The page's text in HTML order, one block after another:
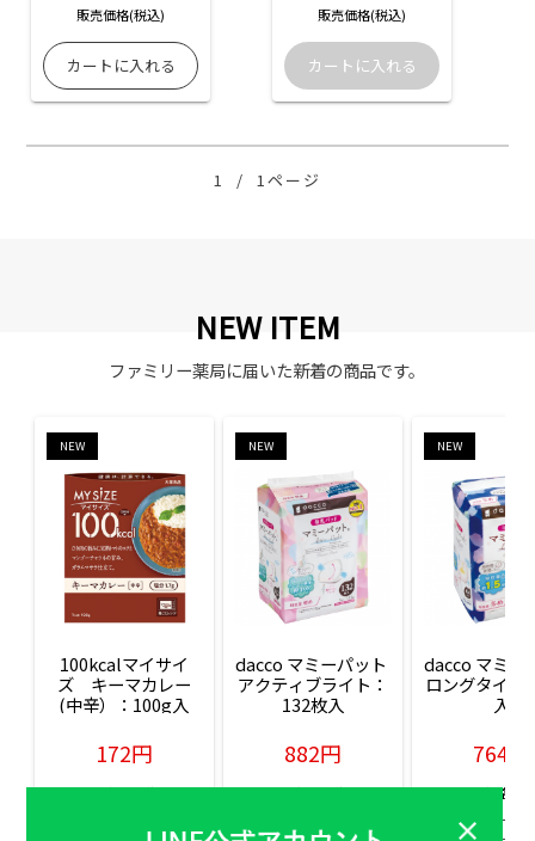
販売価格(税込) 販売価格(税込)
1 / 1ページ
NEW ITEM
ファミリー薬局に届いた新着の商品です。
NEW
100kcalマイサイ
ズ　キーマカレー
(中辛）：100g入
172円
販売価格(税込)
NEW
dacco マミーパット
アクティブライト：
132枚入
882円
販売価格(税込)
NEW
dacco マミー
ロングタイム
入
764円
販売価格(税